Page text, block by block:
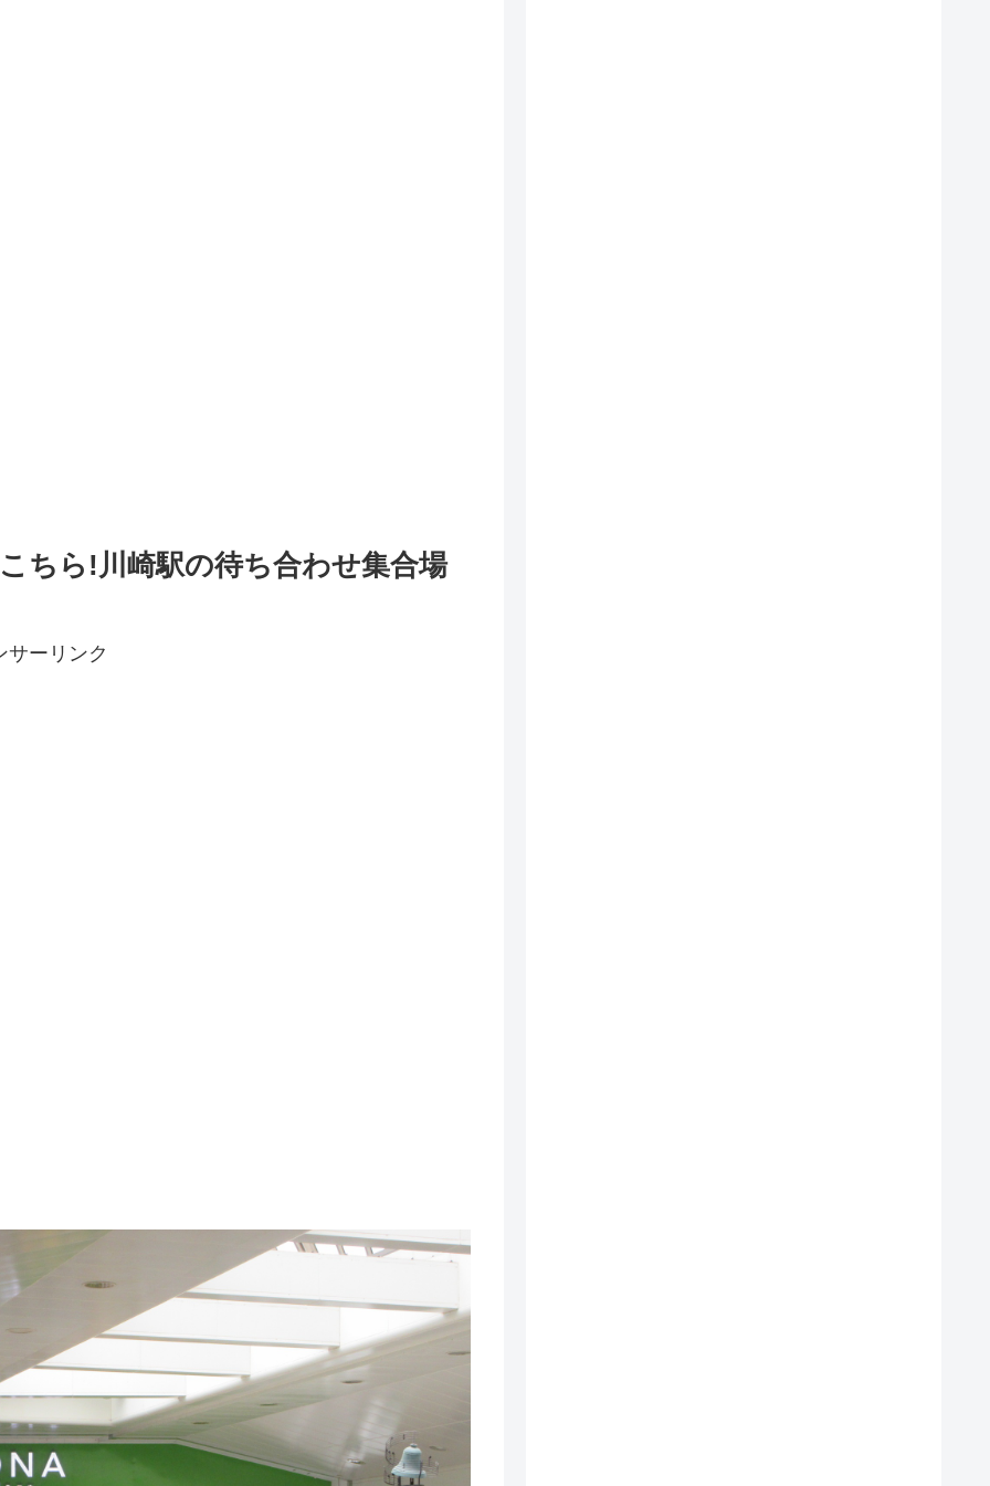
ちら!川崎駅の待ち合わせ集合場
サーリンク